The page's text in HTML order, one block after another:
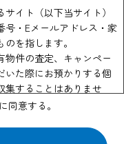
イト（以下当サイト）
号・Eメールアドレス・家
を指します。
物件の査定、キャンペー
いた際にお預かりする個
集することはありませ
意する。